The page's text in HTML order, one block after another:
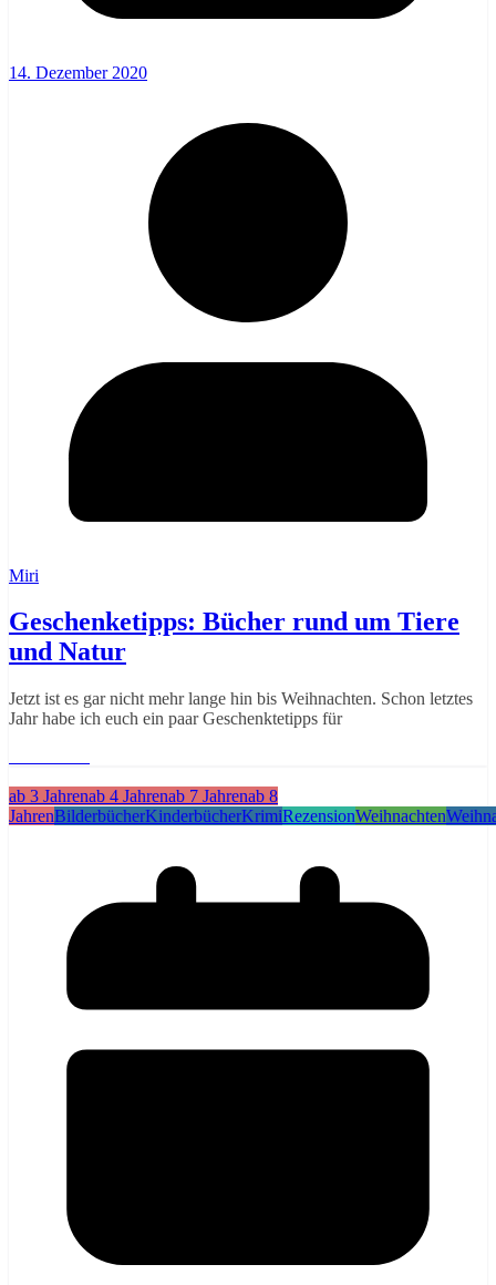
14. Dezember 2020
Miri
Geschenketipps: Bücher rund um Tiere
und Natur
Jetzt ist es gar nicht mehr lange hin bis Weihnachten. Schon letztes
Jahr habe ich euch ein paar Geschenktetipps für
ab 3 Jahrenab 4 Jahrenab 7 Jahrenab 8
JahrenBilderbücherKinderbücherKrimiRezensionWeihnachten